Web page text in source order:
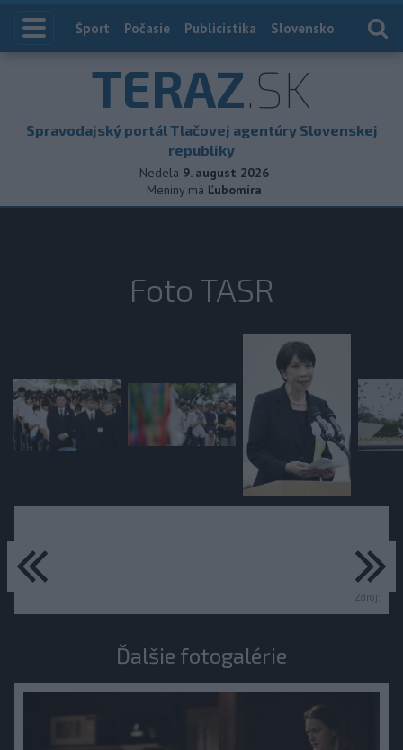
Index
Šport Počasie Publicistika Slovensko
TERAZ.SK
Spravodajský portál Tlačovej agentúry Slovenskej
republiky
Nedela 9. august 2026
Meniny má Ľubomíra
Foto TASR
Zdroj:
predchádzajúce
Ďalšie fotogalérie